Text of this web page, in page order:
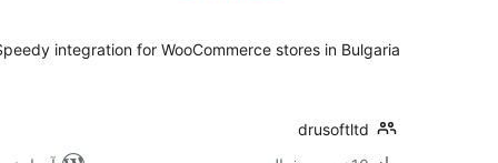
integration for WooCommerce stores in Bulgaria.
drusoftltd